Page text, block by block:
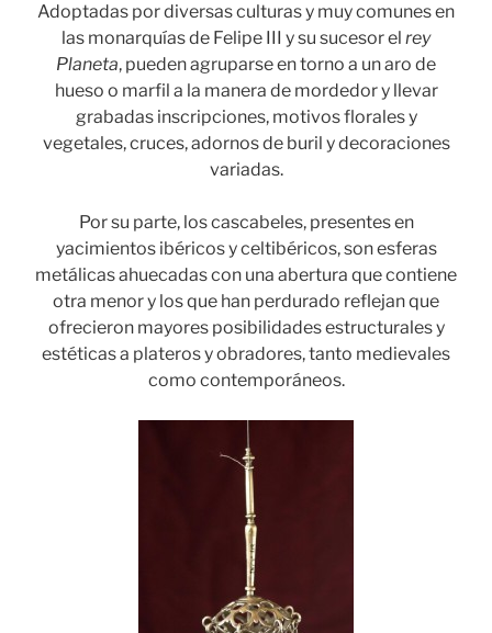
Adoptadas por diversas culturas y muy comunes en
las monarquías de Felipe III y su sucesor el rey
Planeta, pueden agruparse en torno a un aro de
hueso o marfil a la manera de mordedor y llevar
grabadas inscripciones, motivos florales y
vegetales, cruces, adornos de buril y decoraciones
variadas.
Por su parte, los cascabeles, presentes en
yacimientos ibéricos y celtibéricos, son esferas
metálicas ahuecadas con una abertura que contiene
otra menor y los que han perdurado reflejan que
ofrecieron mayores posibilidades estructurales y
estéticas a plateros y obradores, tanto medievales
como contemporáneos.